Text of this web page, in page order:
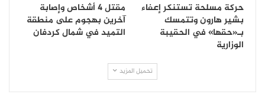
حركة مسلحة تستنكر إعفاء
بشير هارون وتتمسك
بـ«حقها» في الحقيبة
الوزارية
مقتل 4 أشخاص وإصابة
آخرين بهجوم على منطقة
التميد في شمال كردفان
تحميل المزيد